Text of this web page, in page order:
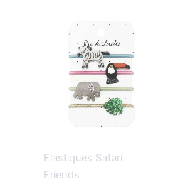
Elastiques Safari
Friends